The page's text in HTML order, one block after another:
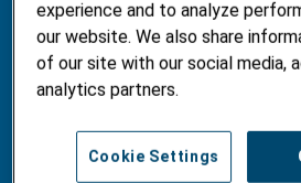
experience and to analyze
our website. We also share
of our site with our social media,
analytics partners.
Cookie Settings